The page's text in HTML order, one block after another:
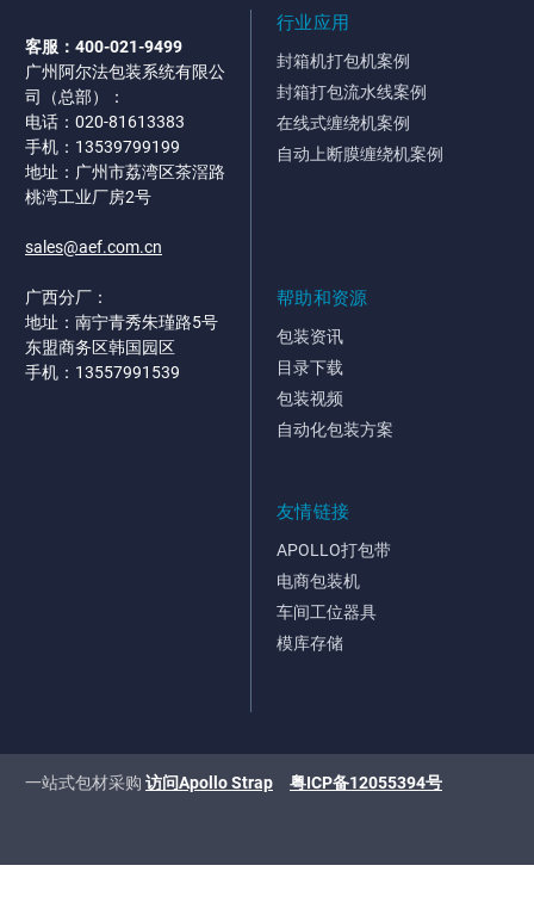
客服：400-021-9499
广州阿尔法包装系统有限公
司（总部）：
电话：020-81613383
手机：13539799199
地址：广州市荔湾区茶滘路
桃湾工业厂房2号
sales@aef.com.cn
广西分厂：
地址：南宁青秀朱瑾路5号
东盟商务区韩国园区
手机：13557991539
行业应用
封箱机打包机案例
封箱打包流水线案例
在线式缠绕机案例
自动上断膜缠绕机案例
帮助和资源
包装资讯
目录下载
包装视频
自动化包装方案
友情链接
APOLLO打包带
电商包装机
车间工位器具
模库存储
一站式包材采购 访问Apollo Strap 粤ICP备12055394号